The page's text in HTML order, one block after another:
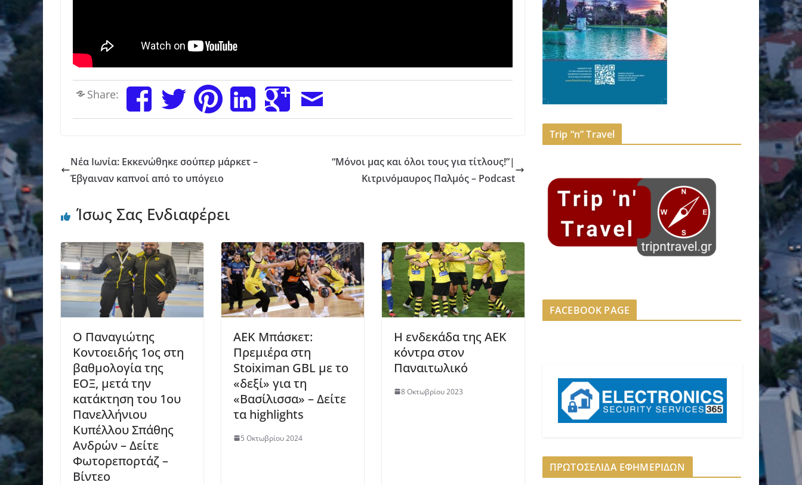
Share:
Νέα Ιωνία: Εκκενώθηκε σούπερ μάρκετ –
Έβγαιναν καπνοί από το υπόγειο
“Μόνοι μας και όλοι τους για τίτλους!”|
Κιτρινόμαυρος Παλμός – Podcast
Ίσως Σας Ενδιαφέρει
Ο Παναγιώτης
Κοντοειδής 1ος στη
βαθμολογία της
ΕΟΞ, μετά την
κατάκτηση του 1ου
Πανελλήνιου
Κυπέλλου Σπάθης
Ανδρών – Δείτε
Φωτορεπορτάζ –
Βίντεο
AEK Μπάσκετ:
Πρεμιέρα στη
Stoiximan GBL με το
«δεξί» για τη
«Βασίλισσα» – Δείτε
τα highlights
5 Οκτωβρίου 2024
Η ενδεκάδα της ΑΕΚ
κόντρα στον
Παναιτωλικό
8 Οκτωβρίου 2023
Trip “n” Travel
FACEBOOK PAGE
ΠΡΩΤΟΣΕΛΙΔΑ ΕΦΗΜΕΡΙΔΩΝ